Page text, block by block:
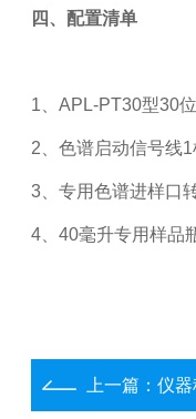
四、配置清单
1、 APL-PT30型30
2、 色谱启动信号线
3、专用色谱进样口
4、40毫升专用样品
上一篇： 仪器